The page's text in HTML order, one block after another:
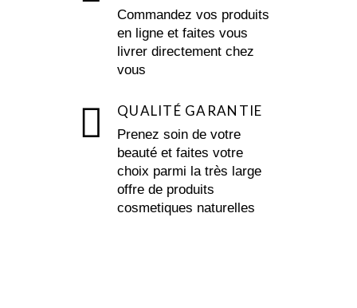
Commandez vos produits
en ligne et faites vous
livrer directement chez
vous
QUALITÉ GARANTIE
Prenez soin de votre
beauté et faites votre
choix parmi la très large
offre de produits
cosmetiques naturelles